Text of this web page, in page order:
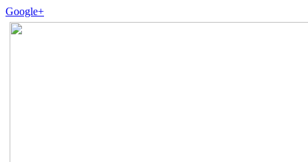
Google+